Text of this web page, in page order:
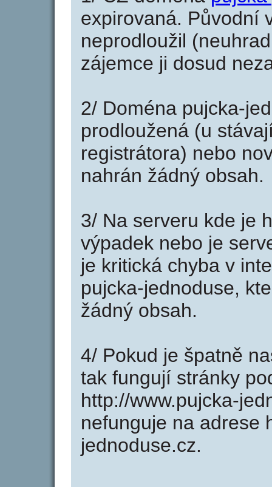
expirovaná. Původní
neprodloužil
zájemce ji dosud
2/ Doména pujcka-
prodloužená (u
registrátora) nebo
nahrán žádný obsah.
3/ Na serveru kde je
výpadek nebo je
je kritická chyba v
pujcka-jednoduse,
žádný obsah.
4/ Pokud je špatně
tak fungují stránky
http://www.pujcka-
nefunguje na adrese
jednoduse.cz.